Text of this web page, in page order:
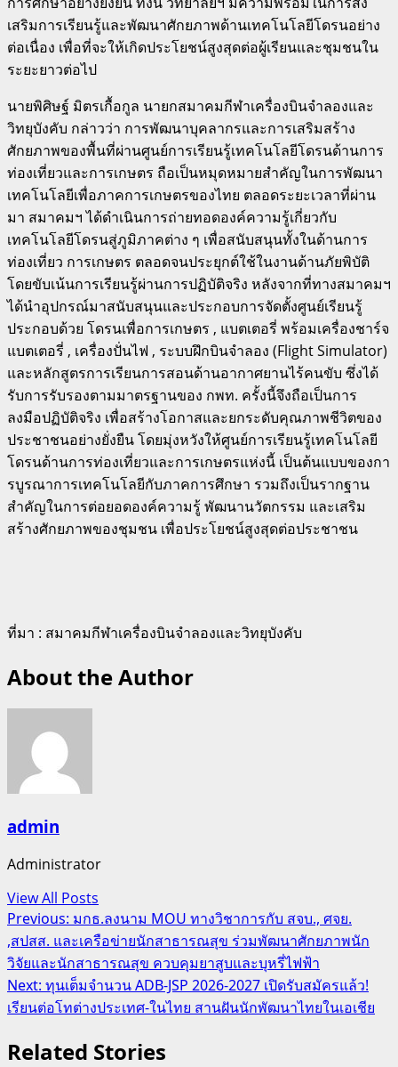
เสริมการเรียนรู้และพัฒนาศักยภาพด้านเทคโนโลยีโดรนอย่าง
ต่อเนื่อง เพื่อที่จะให้เกิดประโยชน์สูงสุดต่อผู้เรียนและชุมชนใน
ระยะยาวต่อไป
นายพิศิษฐ์ มิตรเกื้อกูล นายกสมาคมกีฬาเครื่องบินจำลองและ
วิทยุบังคับ กล่าวว่า การพัฒนาบุคลากรและการเสริมสร้าง
ศักยภาพของพื้นที่ผ่านศูนย์การเรียนรู้เทคโนโลยีโดรนด้านการ
ท่องเที่ยวและการเกษตร ถือเป็นหมุดหมายสำคัญในการพัฒนา
เทคโนโลยีเพื่อภาคการเกษตรของไทย ตลอดระยะเวลาที่ผ่าน
มา สมาคมฯ ได้ดำเนินการถ่ายทอดองค์ความรู้เกี่ยวกับ
เทคโนโลยีโดรนสู่ภูมิภาคต่าง ๆ เพื่อสนับสนุนทั้งในด้านการ
ท่องเที่ยว การเกษตร ตลอดจนประยุกต์ใช้ในงานด้านภัยพิบัติ
โดยขับเน้นการเรียนรู้ผ่านการปฏิบัติจริง หลังจากที่ทางสมาคมฯ
ได้นำอุปกรณ์มาสนับสนุนและประกอบการจัดตั้งศูนย์เรียนรู้
ประกอบด้วย โดรนเพื่อการเกษตร , แบตเตอรี่ พร้อมเครื่องชาร์จ
แบตเตอรี่ , เครื่องปั่นไฟ , ระบบฝึกบินจำลอง (Flight Simulator)
และหลักสูตรการเรียนการสอนด้านอากาศยานไร้คนขับ ซึ่งได้
รับการรับรองตามมาตรฐานของ กพท. ครั้งนี้จึงถือเป็นการ
ลงมือปฏิบัติจริง เพื่อสร้างโอกาสและยกระดับคุณภาพชีวิตของ
ประชาชนอย่างยั่งยืน โดยมุ่งหวังให้ศูนย์การเรียนรู้เทคโนโลยี
โดรนด้านการท่องเที่ยวและการเกษตรแห่งนี้ เป็นต้นแบบของกา
รบูรณาการเทคโนโลยีกับภาคการศึกษา รวมถึงเป็นรากฐาน
สำคัญในการต่อยอดองค์ความรู้ พัฒนานวัตกรรม และเสริม
สร้างศักยภาพของชุมชน เพื่อประโยชน์สูงสุดต่อประชาชน
ที่มา : สมาคมกีฬาเครื่องบินจำลองและวิทยุบังคับ
About the Author
admin
Administrator
View All Posts
Post
navigation
Previous: มกธ.ลงนาม MOU ทางวิชาการกับ สจบ., ศจย.
,สปสส. และเครือข่ายนักสาธารณสุข ร่วมพัฒนาศักยภาพนัก
วิจัยและนักสาธารณสุข ควบคุมยาสูบและบุหรี่ไฟฟ้า
Next: ทุนเต็มจำนวน ADB-JSP 2026-2027 เปิดรับสมัครแล้ว!
เรียนต่อโทต่างประเทศ-ในไทย สานฝันนักพัฒนาไทยในเอเชีย
Related Stories